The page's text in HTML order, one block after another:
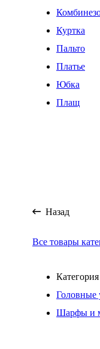
Куртка
Пальто
Платье
Юбка
Плащ
Назад
Все товары
Категория
Головные
Шарфы и